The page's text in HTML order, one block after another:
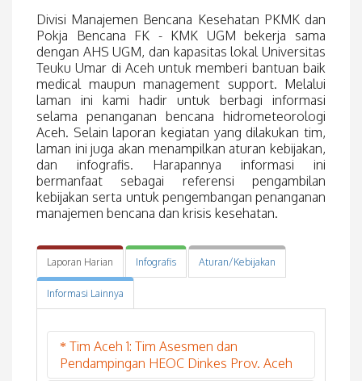
Divisi Manajemen Bencana Kesehatan PKMK dan
Pokja Bencana FK - KMK UGM bekerja sama
dengan AHS UGM, dan kapasitas lokal Universitas
Teuku Umar di Aceh untuk memberi bantuan baik
medical maupun management support. Melalui
laman ini kami hadir untuk berbagi informasi
selama penanganan bencana hidrometeorologi
Aceh. Selain laporan kegiatan yang dilakukan tim,
laman ini juga akan menampilkan aturan kebijakan,
dan infografis. Harapannya informasi ini
bermanfaat sebagai referensi pengambilan
kebijakan serta untuk pengembangan penanganan
manajemen bencana dan krisis kesehatan.
Laporan Harian Infografis Aturan/Kebijakan
Informasi Lainnya
Tim Aceh 1: Tim Asesmen dan
Pendampingan HEOC Dinkes Prov. Aceh